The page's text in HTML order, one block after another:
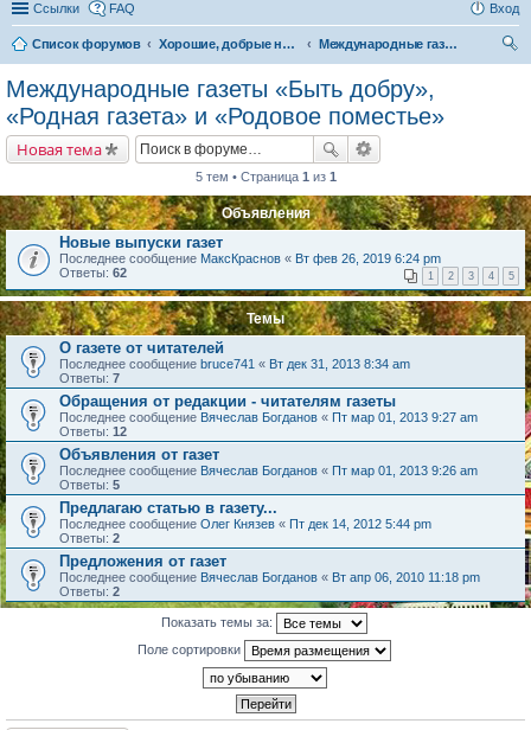
Ссылки FAQ Вход
Список форумов Хорошие, добрые новости и их распространение в обществе
Международные газеты «Быть добру», «Родная газета» и «Родовое поместье»
Международные газеты «Быть добру»,
«Родная газета» и «Родовое поместье»
Новая тема
5 тем • Страница 1 из 1
Объявления
Новые выпуски газет
Последнее сообщение МаксКраснов « Вт фев 26, 2019 6:24 pm
Ответы: 62 1 2 3 4 5
Темы
О газете от читателей
Последнее сообщение bruce741 « Вт дек 31, 2013 8:34 am
Ответы: 7
Обращения от редакции - читателям газеты
Последнее сообщение Вячеслав Богданов « Пт мар 01, 2013 9:27 am
Ответы: 12
Объявления от газет
Последнее сообщение Вячеслав Богданов « Пт мар 01, 2013 9:26 am
Ответы: 5
Предлагаю статью в газету...
Последнее сообщение Олег Князев « Пт дек 14, 2012 5:44 pm
Ответы: 2
Предложения от газет
Последнее сообщение Вячеслав Богданов « Вт апр 06, 2010 11:18 pm
Ответы: 2
Показать темы за:
Поле сортировки